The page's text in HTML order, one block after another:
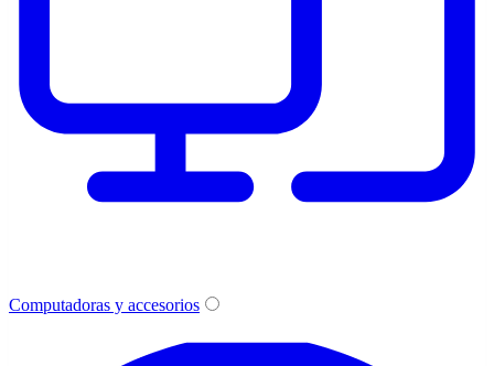
Computadoras y accesorios